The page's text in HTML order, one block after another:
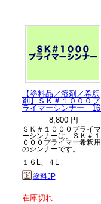
【塗料品／溶剤／希釈
剤】ＳＫ＃１０００プ
ライマーシンナー 16L
8,800 円
ＳＫ＃１０００プライマ
ーシンナーは、ＳＫ＃１
０００プライマー希釈用
のシンナーです。
１６L、４L
塗料JP
在庫切れ